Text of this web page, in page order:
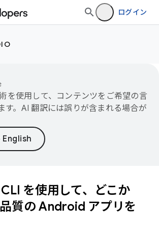
ログイン
を使用して、コンテンツをご希望の言
す。AI 翻訳には誤りが含まれる場合が
を使用して、どこか
質の Android アプリを